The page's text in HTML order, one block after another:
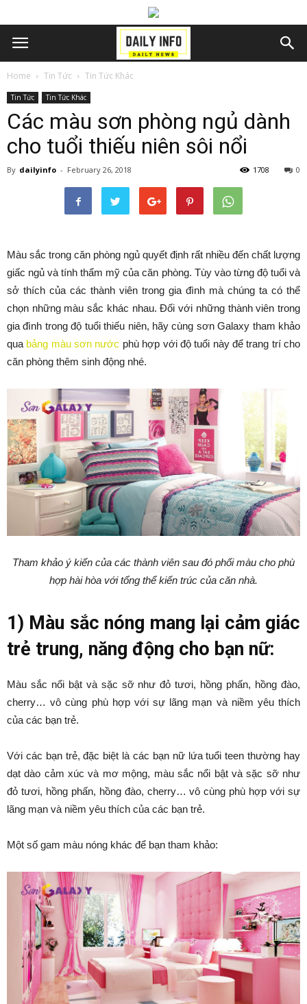
Home Tin Tức Tin Tức Khác
Tin Tức Tin Tức Khác
Các màu sơn phòng ngủ dành
cho tuổi thiếu niên sôi nổi
By dailyinfo - February 26, 2018 0
1708
Màu sắc trong căn phòng ngủ quyết định rất nhiều đến chất lượng
giấc ngủ và tính thẩm mỹ của căn phòng. Tùy vào từng độ tuổi và
sở thích của các thành viên trong gia đình mà chúng ta có thể
chọn những màu sắc khác nhau. Đối với những thành viên trong
gia đình trong độ tuổi thiếu niên, hãy cùng sơn Galaxy tham khảo
qua bảng màu sơn nước phù hợp với độ tuổi này để trang trí cho
căn phòng thêm sinh động nhé.
Tham khảo ý kiến của các thành viên sau đó phối màu cho phù
hợp hài hòa với tổng thể kiến trúc của căn nhà.
1) Màu sắc nóng mang lại cảm giác
trẻ trung, năng động cho bạn nữ:
Màu sắc nổi bật và sặc sỡ như đỏ tươi, hồng phấn, hồng đào,
cherry… vô cùng phù hợp với sự lãng mạn và niềm yêu thích
của các bạn trẻ.
Với các bạn trẻ, đặc biệt là các bạn nữ lứa tuổi teen thường hay
dạt dào cảm xúc và mơ mộng, màu sắc nổi bật và sặc sỡ như
đỏ tươi, hồng phấn, hồng đào, cherry… vô cùng phù hợp với sự
lãng mạn và niềm yêu thích của các bạn trẻ.
Một số gam màu nóng khác để bạn tham khảo: